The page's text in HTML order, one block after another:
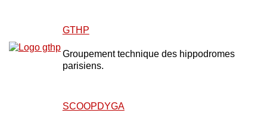
GTHP
Groupement technique des hippodromes
parisiens.
SCOOPDYGA